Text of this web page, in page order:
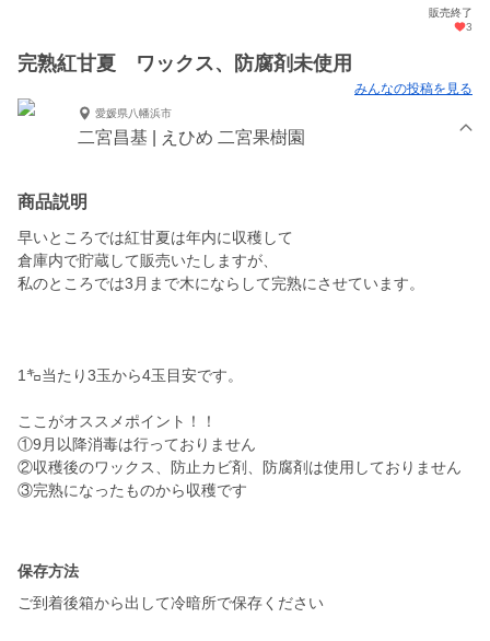
販売終了
3
完熟紅甘夏 ワックス、防腐剤未使用
みんなの投稿を見る
愛媛県八幡浜市
二宮昌基 | えひめ 二宮果樹園
商品説明
早いところでは紅甘夏は年内に収穫して
倉庫内で貯蔵して販売いたしますが、
私のところでは3月まで木にならして完熟にさせています。
1㌔当たり3玉から4玉目安です。
ここがオススメポイント！！
①9月以降消毒は行っておりません
②収穫後のワックス、防止カビ剤、防腐剤は使用しておりません
③完熟になったものから収穫です
保存方法
ご到着後箱から出して冷暗所で保存ください